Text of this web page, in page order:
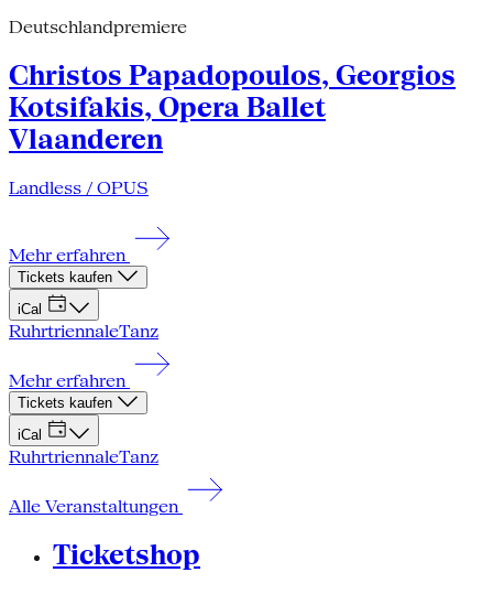
Deutschlandpremiere
Christos Papadopoulos, Georgios
Kotsifakis, Opera Ballet
Vlaanderen
Landless / OPUS
Mehr erfahren
Tickets kaufen
iCal
RuhrtriennaleTanz
Mehr erfahren
Tickets kaufen
iCal
RuhrtriennaleTanz
Alle Veranstaltungen
Ticketshop